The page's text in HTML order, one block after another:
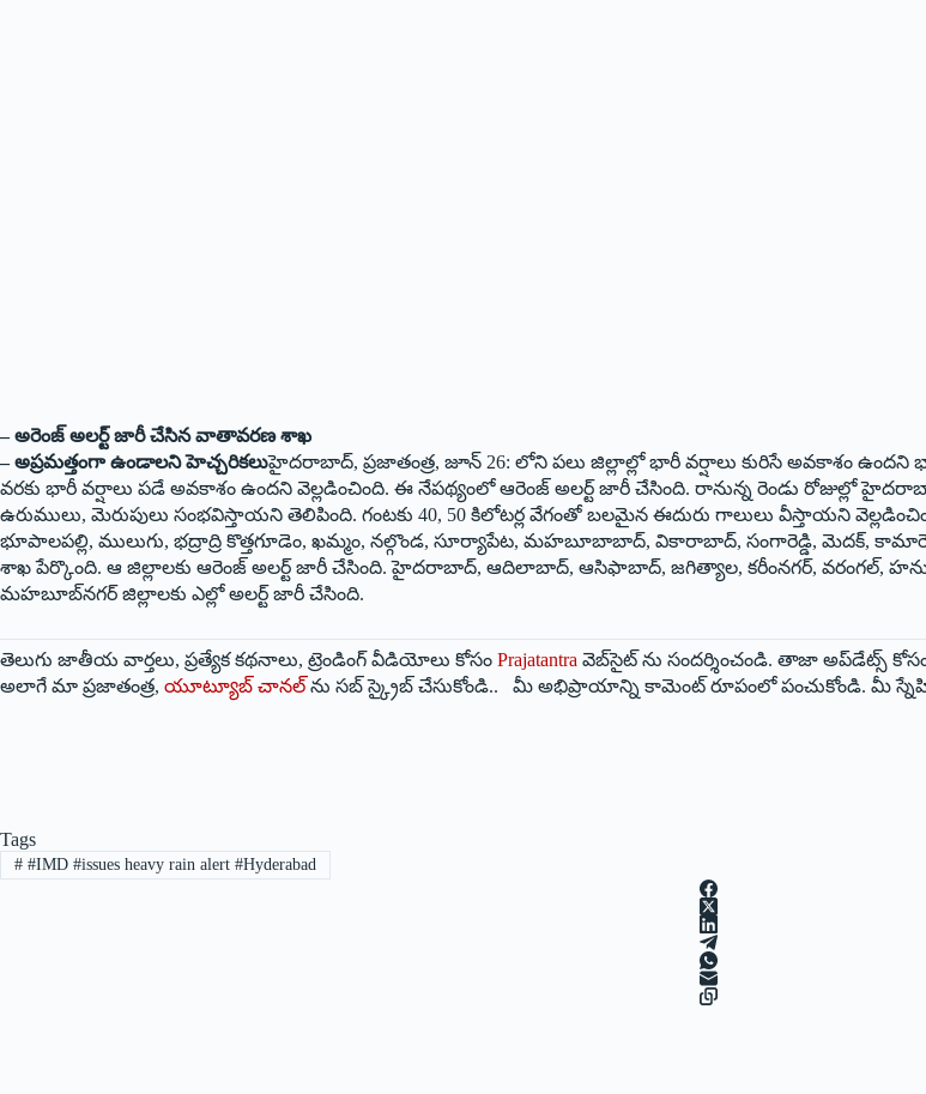
– అరెంజ్ అలర్ట్ జారీ చేసిన వాతావరణ శాఖ
– అప్రమత్తంగా ఉండాలని హెచ్చరికలుహైదరాబాద్, ప్రజాతంత్ర, జూన్ 26: లోని పలు జిల్లాల్లో భారీ వర్షాలు కురిసే అవకాశం
వరకు భారీ వర్షాలు పడే అవకాశం ఉందని వెల్లడించింది. ఈ నేపథ్యంలో ఆరెంజ్ అలర్ట్ జారీ చేసింది. రానున్న రెండు రోజుల్లో
ఉరుములు, మెరుపులు సంభవిస్తాయని తెలిపింది. గంటకు 40, 50 కిలోటర్ల వేగంతో బలమైన ఈదురు గాలులు వీస్తాయని
భూపాలపల్లి, ములుగు, భద్రాద్రి కొత్తగూడెం, ఖమ్మం, నల్గొండ, సూర్యాపేట, మహబూబాబాద్, వికారాబాద్, సంగారెడ్డి, మెదక్,
శాఖ పేర్కొంది. ఆ జిల్లాలకు ఆరెంజ్ అలర్ట్ జారీ చేసింది. హైదరాబాద్, ఆదిలాబాద్, ఆసిఫాబాద్, జగిత్యాల, కరీంనగర్, వరంగల్,
మహబూబ్‌నగర్ జిల్లాలకు ఎల్లో అలర్ట్ జారీ చేసింది.
తెలుగు జాతీయ వార్తలు, ప్రత్యేక కథనాలు, ట్రెండింగ్ వీడియోలు కోసం Prajatantra వెబ్‌సైట్ ను సందర్శించండి. తాజా అప్‌డేట్స్
అలాగే మా ప్రజాతంత్ర, యూట్యూబ్ చానల్ ను సబ్ స్క్రైబ్ చేసుకోండి.. మీ అభిప్రాయాన్ని కామెంట్ రూపంలో పంచుకోండి. మీ
Tags
##IMD #issues heavy rain alert #Hyderabad